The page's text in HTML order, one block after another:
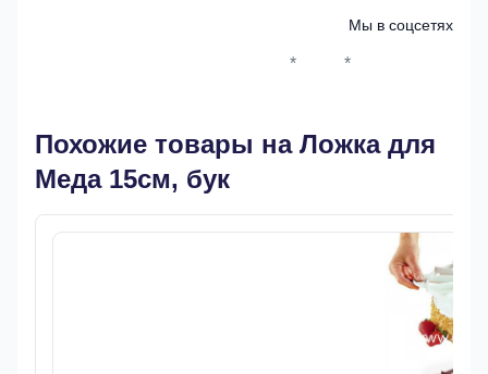
Мы в соцсетях
* *
Похожие товары на Ложка для
Меда 15см, бук